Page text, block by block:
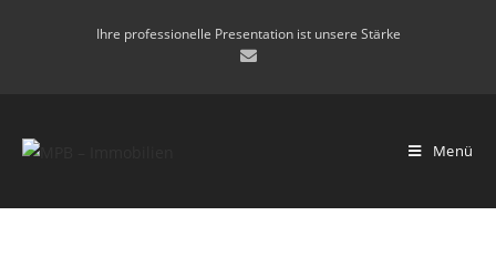
Ihre professionelle Presentation ist unsere Stärke
Menü